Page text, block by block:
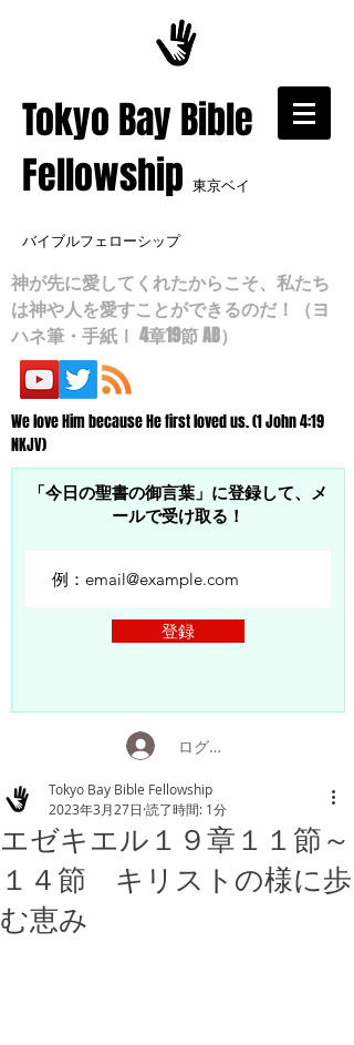
​Tokyo Bay Bible
Fellowship 東京ベイ
バイブルフェローシップ
神が先に愛してくれたからこそ、私たち
は神や人を愛すことができるのだ！（ヨ
ハネ筆・手紙Ⅰ 4章19節 AB）
We love Him because He first loved us. (1 John 4:19
NKJV)
「今日の聖書の御言葉」に登録して、メ
ールで受け取る！
登録
ログイン
エゼキエル１９章１１節～
１４節 キリストの様に歩
む恵み
Tokyo Bay Bible Fellowship
2023年3月27日 読了時間: 1分